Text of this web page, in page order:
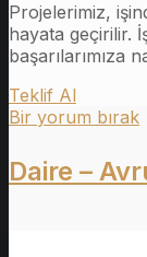
Projelerimiz,
hayata geçirilir.
başarılarımıza
Teklif Al
Bir yorum bırak
Daire –